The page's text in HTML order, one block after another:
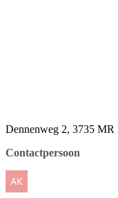
Dennenweg 2, 3735 MR
Contactpersoon